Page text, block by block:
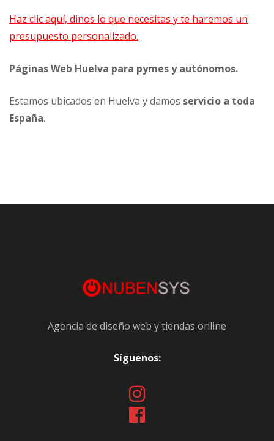
Haz clic aquí, dinos lo que necesitas y te haremos un
presupuesto personalizado.
Páginas Web Huelva para pymes y autónomos.
Estamos ubicados en Huelva y damos servicio a toda
España.
Agencia de diseño web y tiendas online
Síguenos: